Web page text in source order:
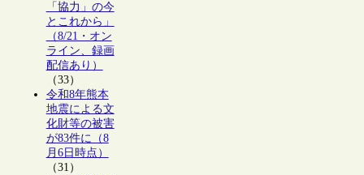
「協力」の今
とこれから」
（8/21・オン
ライン、録画
配信あり）
（33）
令和8年熊本
地震による文
化財等の被害
が83件に（8
月6日時点）
（31）